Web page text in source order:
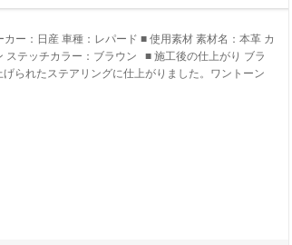
カー：日産 車種：レパード ■ 使用素材 素材名：本革 カ
ステッチカラー：ブラウン ■ 施工後の仕上がり ブラ
げられたステアリングに仕上がりました。ワントーン